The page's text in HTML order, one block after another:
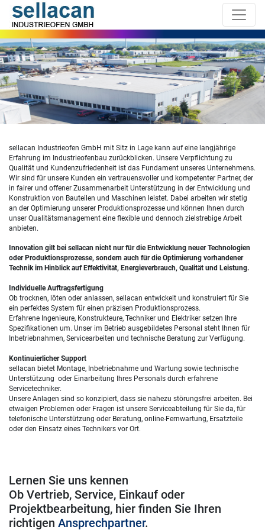
sellacan Industrieofen GmbH mit Sitz in Lage kann auf eine langjährige
Erfahrung im Industrieofenbau zurückblicken. Unsere Verpflichtung zu
Qualität und Kundenzufriedenheit ist das Fundament unseres Unternehmens.
Wir sind für unsere Kunden ein vertrauensvoller und kompetenter Partner, der
in fairer und offener Zusammenarbeit Unterstützung in der Entwicklung und
Konstruktion von Bauteilen und Maschinen leistet. Dabei arbeiten wir stetig
an der Optimierung unserer Produktionsprozesse und können Ihnen durch
unser Qualitätsmanagement eine flexible und dennoch zielstrebige Arbeit
anbieten.
Innovation gilt bei sellacan nicht nur für die Entwicklung neuer Technologien
oder Produktionsprozesse, sondern auch für die Optimierung vorhandener
Technik im Hinblick auf Effektivität, Energieverbrauch, Qualität und Leistung.
Individuelle Auftragsfertigung
Ob trocknen, löten oder anlassen, sellacan entwickelt und konstruiert für Sie
ein perfektes System für einen präzisen Produktionsprozess.
Erfahrene Ingenieure, Konstrukteure, Techniker und Elektriker setzen Ihre
Spezifikationen um. Unser im Betrieb ausgebildetes Personal steht Ihnen für
Inbetriebnahmen, Servicearbeiten und technische Beratung zur Verfügung.
Kontinuierlicher Support
sellacan bietet Montage, Inbetriebnahme und Wartung sowie technische
Unterstützung oder Einarbeitung Ihres Personals durch erfahrene
Servicetechniker.
Unsere Anlagen sind so konzipiert, dass sie nahezu störungsfrei arbeiten. Bei
etwaigen Problemen oder Fragen ist unsere Serviceabteilung für Sie da, für
telefonische Unterstützung oder Beratung, online-Fernwartung, Ersatzteile
oder den Einsatz eines Technikers vor Ort.
Lernen Sie uns kennen
Ob Vertrieb, Service, Einkauf oder
Projektbearbeitung, hier finden Sie Ihren
richtigen Ansprechpartner.